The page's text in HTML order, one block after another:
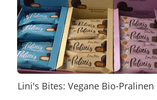
Lini's Bites: Vegane Bio-Pralinen